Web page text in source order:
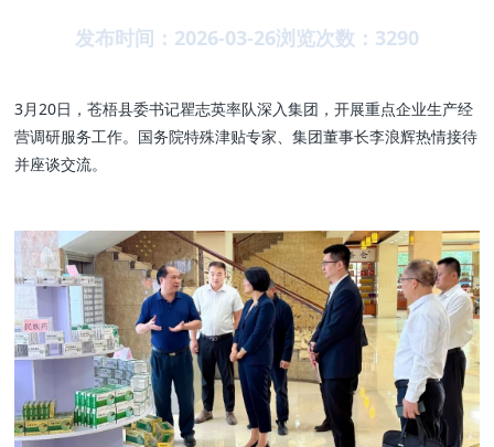
发布时间：2026-03-26浏览次数： 3290
3月20日，苍梧县委书记瞿志英率队深入集团，开展重点企业生产经
营调研服务工作。国务院特殊津贴专家、集团董事长李浪辉热情接待
并座谈交流。